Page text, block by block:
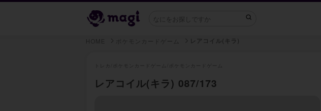
レアコイル(キラ) 087/173